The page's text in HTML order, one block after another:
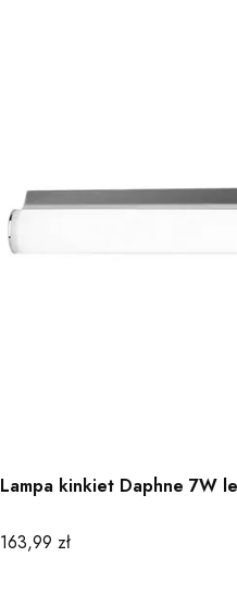
Lampa kinkiet Daphne 7W
Cena
163,99 zł